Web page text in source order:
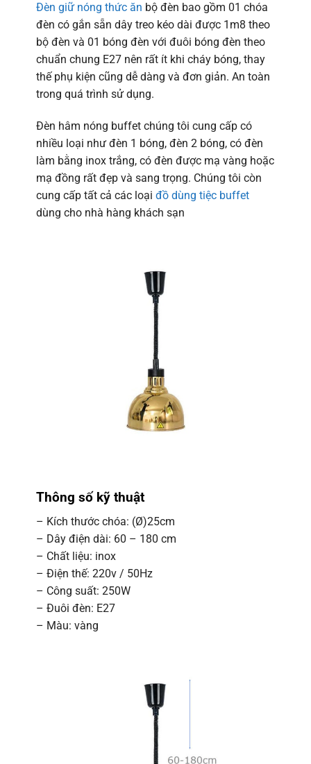
Đèn giữ nóng thức ăn bộ đèn bao gồm 01 chóa
đèn có gắn sẵn dây treo kéo dài được 1m8 theo
bộ đèn và 01 bóng đèn với đuôi bóng đèn theo
chuẩn chung E27 nên rất ít khi cháy bóng, thay
thế phụ kiện cũng dễ dàng và đơn giản. An toàn
trong quá trình sử dụng.
Đèn hâm nóng buffet chúng tôi cung cấp có
nhiều loại như đèn 1 bóng, đèn 2 bóng, có đèn
làm bằng inox trắng, có đèn được mạ vàng hoặc
mạ đồng rất đẹp và sang trọng. Chúng tôi còn
cung cấp tất cả các loại đồ dùng tiệc buffet
dùng cho nhà hàng khách sạn
Thông số kỹ thuật
– Kích thước chóa: (Ø)25cm
– Dây điện dài: 60 – 180 cm
– Chất liệu: inox
– Điện thế: 220v / 50Hz
– Công suất: 250W
– Đuôi đèn: E27
– Màu: vàng